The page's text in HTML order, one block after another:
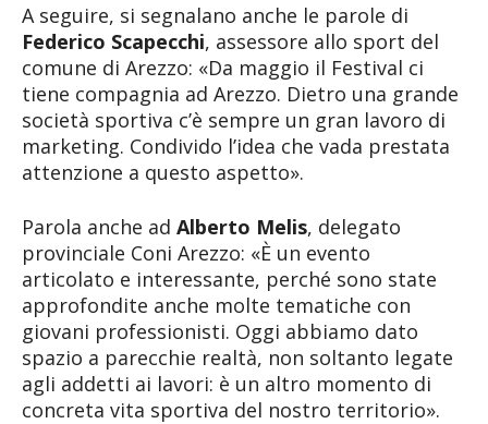
A seguire, si segnalano anche le parole di
Federico Scapecchi, assessore allo sport del
comune di Arezzo: «Da maggio il Festival ci
tiene compagnia ad Arezzo. Dietro una grande
società sportiva c’è sempre un gran lavoro di
marketing. Condivido l’idea che vada prestata
attenzione a questo aspetto».
Parola anche ad Alberto Melis, delegato
provinciale Coni Arezzo: «È un evento
articolato e interessante, perché sono state
approfondite anche molte tematiche con
giovani professionisti. Oggi abbiamo dato
spazio a parecchie realtà, non soltanto legate
agli addetti ai lavori: è un altro momento di
concreta vita sportiva del nostro territorio».